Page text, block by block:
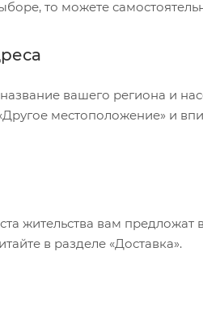
то можете
вашего региона и
местоположение» и
жительства вам
в разделе «Доставка».